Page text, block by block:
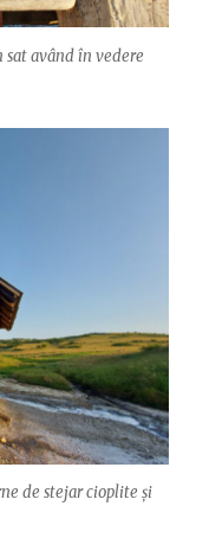
sat având în vedere
de stejar cioplite și